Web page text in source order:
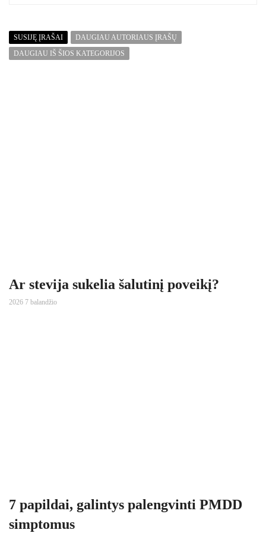
SUSIJĘ ĮRAŠAI
DAUGIAU AUTORIAUS ĮRAŠŲ
DAUGIAU IŠ ŠIOS KATEGORIJOS
Ar stevija sukelia šalutinį poveikį?
2026 7 balandžio
7 papildai, galintys palengvinti PMDD
simptomus